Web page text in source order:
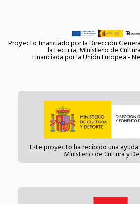
Proyecto financiado por la Dirección
la Lectura, Ministerio de
Financiada por la Unión Europea -
Este proyecto ha recibido una
Ministerio de Cultura y